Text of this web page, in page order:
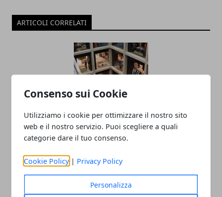
Consenso sui Cookie
Utilizziamo i cookie per ottimizzare il nostro sito
web e il nostro servizio. Puoi scegliere a quali
categorie dare il tuo consenso.
Cookie Policy | Privacy Policy
Personalizza
ARTICOLI CORRELATI
Ondata di telefonata dallo 0681156316:
insistenti ma niente truffe in agguato
28/09/2018